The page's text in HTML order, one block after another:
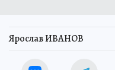
Ярослав ИВАНОВ